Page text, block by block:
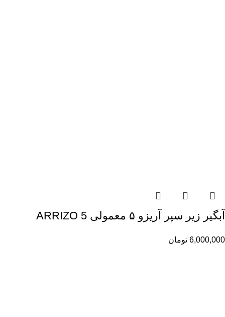
آبگیر زیر سپر آریزو ۵ معمولی ARRIZO 5
6,000,000 تومان